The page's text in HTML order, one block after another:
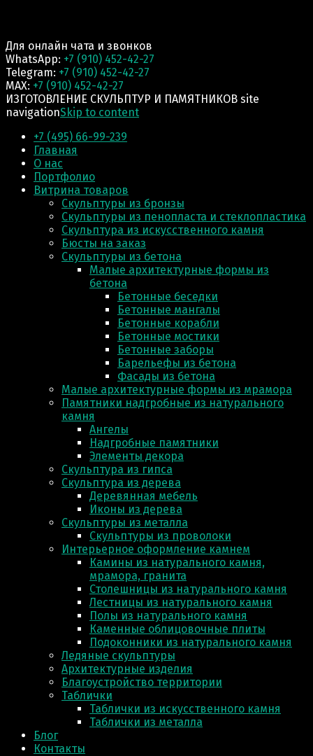
Для онлайн чата и звонков
WhatsApp: +7 (910) 452-42-27
Telegram: +7 (910) 452-42-27
MAX: +7 (910) 452-42-27
ИЗГОТОВЛЕНИЕ СКУЛЬПТУР И ПАМЯТНИКОВ site
navigationSkip to content
+7 (495) 66-99-239
Главная
О нас
Портфолио
Витрина товаров
Скульптуры из бронзы
Скульптуры из пенопласта и стеклопластика
Скульптура из искусственного камня
Бюсты на заказ
Скульптуры из бетона
Малые архитектурные формы из
бетона
Бетонные беседки
Бетонные мангалы
Бетонные корабли
Бетонные мостики
Бетонные заборы
Барельефы из бетона
Фасады из бетона
Малые архитектурные формы из мрамора
Памятники надгробные из натурального
камня
Ангелы
Надгробные памятники
Элементы декора
Скульптура из гипса
Скульптура из деревa
Деревянная мебель
Иконы из дерева
Скульптуры из металла
Скульптуры из проволоки
Интерьерное оформление камнем
Камины из натурального камня,
мрамора, гранита
Столешницы из натурального камня
Лестницы из натурального камня
Полы из натурального камня
Каменные облицовочные плиты
Подоконники из натурального камня
Ледяные скульптуры
Архитектурные изделия
Благоустройство территории
Таблички
Таблички из искусственного камня
Таблички из металла
Блог
Контакты